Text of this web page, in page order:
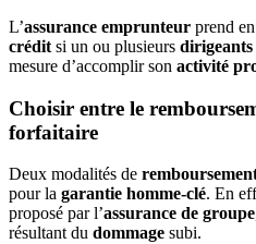
L’assurance emprunteur prend
crédit si un ou plusieurs dirigeants
mesure d’accomplir son activité
Choisir entre le
forfaitaire
Deux modalités de
pour la garantie homme-clé. En
proposé par l’assurance de groupe
résultant du dommage subi.